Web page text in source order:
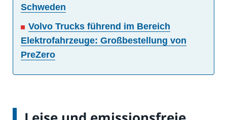
Schweden
Volvo Trucks führend im Bereich
Elektrofahrzeuge: Großbestellung von
PreZero